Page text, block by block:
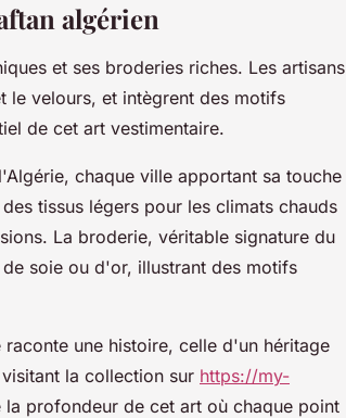
algérien
et ses broderies riches. Les artisans
le velours, et intègrent des motifs
de cet art vestimentaire.
chaque ville apportant sa touche
tissus légers pour les climats chauds
La broderie, véritable signature du
soie ou d'or, illustrant des motifs
une histoire, celle d'un héritage
la collection sur https://my-
la profondeur de cet art où chaque point